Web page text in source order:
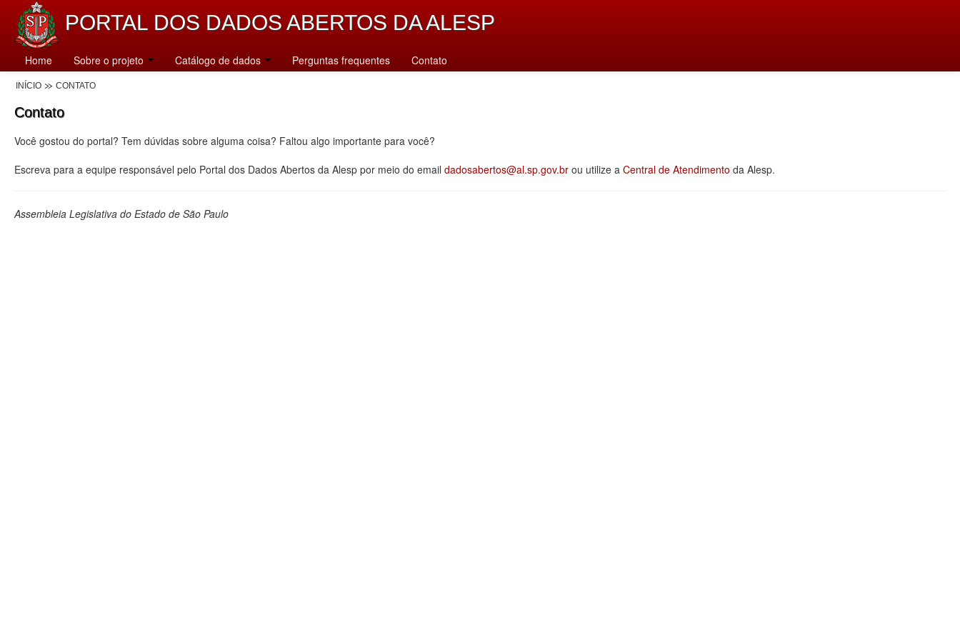
PORTAL DOS DADOS ABERTOS DA ALESP
Home Sobre o projeto Catálogo de dados Perguntas frequentes Contato
INÍCIO CONTATO
Contato
Você gostou do portal? Tem dúvidas sobre alguma coisa? Faltou algo importante para você?
Escreva para a equipe responsável pelo Portal dos Dados Abertos da Alesp por meio do email dadosabertos@al.sp.gov.br ou utilize a Central de Atendimento da Alesp.
Assembleia Legislativa do Estado de São Paulo